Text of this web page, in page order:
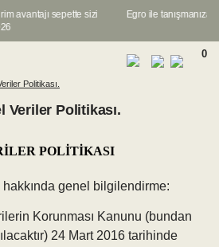
avantajı sepette sizi
Egro ile tanışmanıza
0
Politikası.
Veriler Politikası.
POLİTİKASI
genel bilgilendirme:
Korunması Kanunu (bundan
24 Mart 2016 tarihinde